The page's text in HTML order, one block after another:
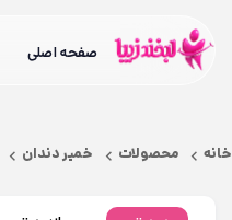
صفحه اصلی
خانه محصولات خمیر دندان